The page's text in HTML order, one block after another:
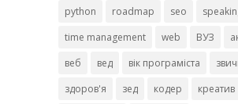
python
roadmap seo
time management
web ВУЗ
веб
вед вік програміста
здоров'я
зед кодер
креатив